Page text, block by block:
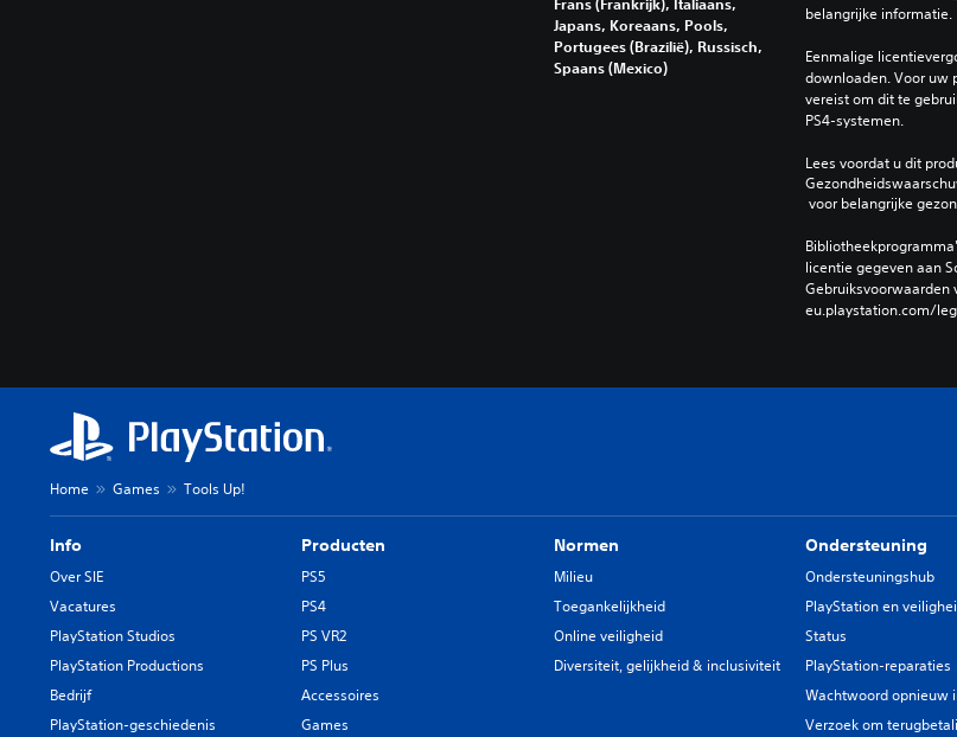
Frans (Frankrijk), Italiaans,
Japans, Koreaans, Pools,
Portugees (Brazilië), Russisch,
Spaans (Mexico)
belangrijke informatie.
Eenmalige
downloaden. Voor uw
vereist om dit te
PS4-systemen.
Lees voordat u dit
voor belangrijke
licentie gegeven aan
Gebruiksvoorwaarden
eu.playstation.com/
Home Games Tools Up!
Info
Over SIE
Vacatures
PlayStation Studios
PlayStation Productions
Bedrijf
PlayStation-geschiedenis
Producten
PS5
PS4
PS VR2
PS Plus
Accessoires
Games
Normen
Milieu
Toegankelijkheid
Online veiligheid
Diversiteit, gelijkheid & inclusiviteit
Ondersteuning
Ondersteuningshub
PlayStation en
Status
PlayStation-reparaties
Wachtwoord opnieuw
Verzoek om